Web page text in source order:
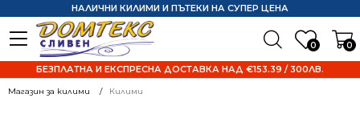
0 0
НАЛИЧНИ КИЛИМИ И ПЪТЕКИ НА СУПЕР ЦЕНА
БЕЗПЛАТНА И ЕКСПРЕСНА ДОСТАВКА НАД €153.39 / 300ЛВ.
Магазин за килими Килими